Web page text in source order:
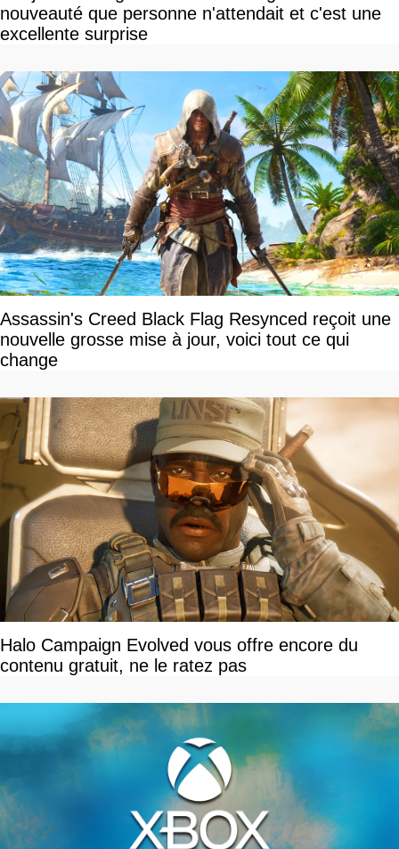
nouveauté que personne n'attendait et c'est une
excellente surprise
Assassin's Creed Black Flag Resynced reçoit une
nouvelle grosse mise à jour, voici tout ce qui
change
Halo Campaign Evolved vous offre encore du
contenu gratuit, ne le ratez pas